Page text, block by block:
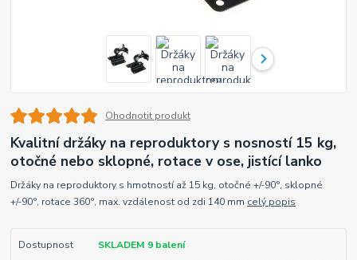
Ohodnotit produkt
Kvalitní držáky na reproduktory s nosností 15 kg,
otočné nebo sklopné, rotace v ose, jistící lanko
Držáky na reproduktory s hmotností až 15 kg, otočné +/-90°, sklopné
+/-90°, rotace 360°, max. vzdálenost od zdi 140 mm celý popis
Dostupnost
SKLADEM 9 balení